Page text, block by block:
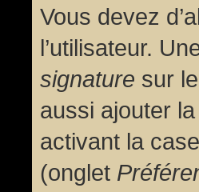
Vous devez
l’utilisateur.
signature sur
aussi ajouter
activant la
(onglet